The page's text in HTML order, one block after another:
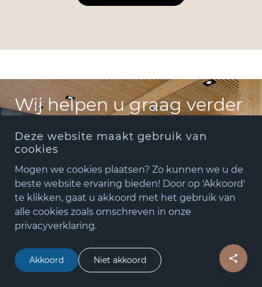
Deze website maakt gebruik van
cookies
Mogen we cookies plaatsen? Zo kunnen we u de
beste website ervaring bieden! Door op 'Akkoord'
te klikken, gaat u akkoord met het gebruik van
alle cookies zoals omschreven in onze
privacyverklaring.
Akkoord Niet akkoord
+31(0)348 - 75 06 82
matude@matude.nl
zoeken
Wij helpen u graag verder
Offerte aanvragen
Bezoek onze showroom